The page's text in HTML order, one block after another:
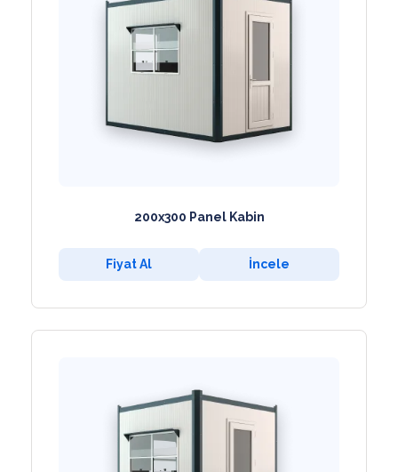
200x300 Panel Kabin
Fiyat Al İncele